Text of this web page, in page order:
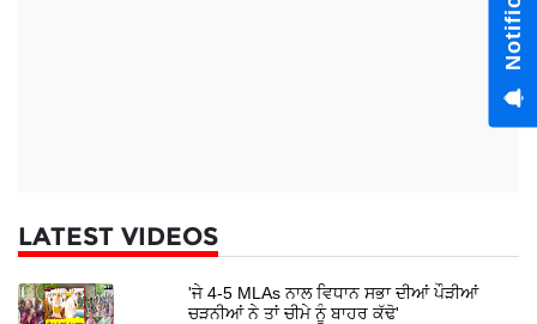
LATEST VIDEOS
'ਜੇ 4-5 MLAs ਨਾਲ ਵਿਧਾਨ ਸਭਾ ਦੀਆਂ ਪੌੜੀਆਂ
ਚੜਨੀਆਂ ਨੇ ਤਾਂ ਚੀਮੇ ਨੂੰ ਬਾਹਰ ਕੱਢੋ'